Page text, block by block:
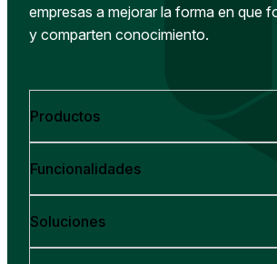
empresas a mejorar la forma en que
y comparten conocimiento.
Productos
Funcionalidades
Soluciones